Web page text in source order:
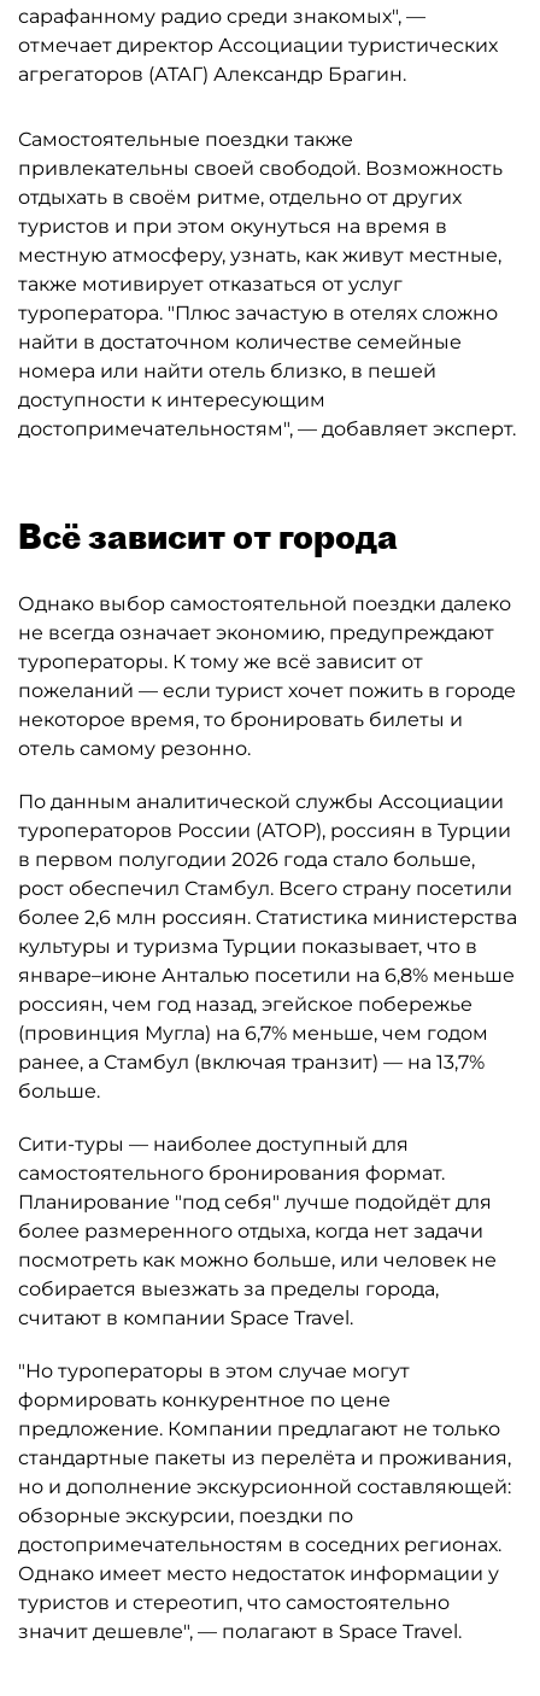
сарафанному радио среди знакомых", —
отмечает директор Ассоциации туристических
агрегаторов (АТАГ) Александр Брагин.
Самостоятельные поездки также
привлекательны своей свободой. Возможность
отдыхать в своём ритме, отдельно от других
туристов и при этом окунуться на время в
местную атмосферу, узнать, как живут местные,
также мотивирует отказаться от услуг
туроператора. "Плюс зачастую в отелях сложно
найти в достаточном количестве семейные
номера или найти отель близко, в пешей
доступности к интересующим
достопримечательностям", — добавляет эксперт.
Всё зависит от города
Однако выбор самостоятельной поездки далеко
не всегда означает экономию, предупреждают
туроператоры. К тому же всё зависит от
пожеланий — если турист хочет пожить в городе
некоторое время, то бронировать билеты и
отель самому резонно.
По данным аналитической службы Ассоциации
туроператоров России (АТОР), россиян в Турции
в первом полугодии 2026 года стало больше,
рост обеспечил Стамбул. Всего страну посетили
более 2,6 млн россиян. Статистика министерства
культуры и туризма Турции показывает, что в
январе–июне Анталью посетили на 6,8% меньше
россиян, чем год назад, эгейское побережье
(провинция Мугла) на 6,7% меньше, чем годом
ранее, а Стамбул (включая транзит) — на 13,7%
больше.
Сити-туры — наиболее доступный для
самостоятельного бронирования формат.
Планирование "под себя" лучше подойдёт для
более размеренного отдыха, когда нет задачи
посмотреть как можно больше, или человек не
собирается выезжать за пределы города,
считают в компании Space Travel.
"Но туроператоры в этом случае могут
формировать конкурентное по цене
предложение. Компании предлагают не только
стандартные пакеты из перелёта и проживания,
но и дополнение экскурсионной составляющей:
обзорные экскурсии, поездки по
достопримечательностям в соседних регионах.
Однако имеет место недостаток информации у
туристов и стереотип, что самостоятельно
значит дешевле", — полагают в Space Travel.